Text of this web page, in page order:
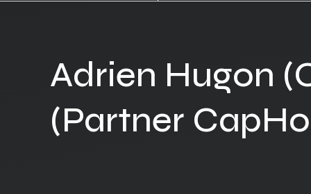
Adrien Hugon
(Partner